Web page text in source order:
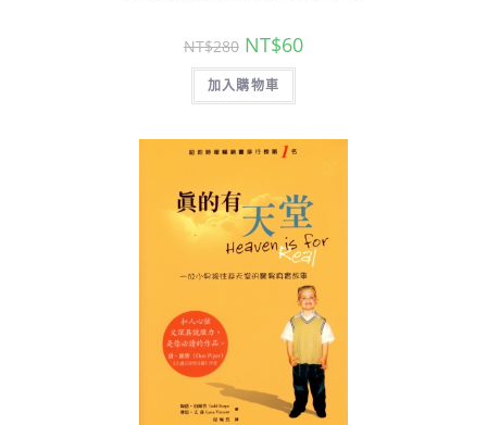
NT$280 NT$60
加入購物車